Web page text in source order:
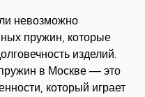
невозможно
пружин, которые
изделий.
в Москве — это
который играет